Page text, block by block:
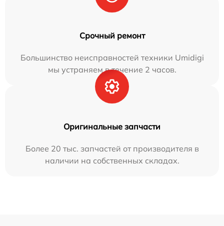
Срочный ремонт
Большинство неисправностей техники Umidigi
мы устраняем в течение 2 часов.
Оригинальные запчасти
Более 20 тыс. запчастей от производителя в
наличии на собственных складах.